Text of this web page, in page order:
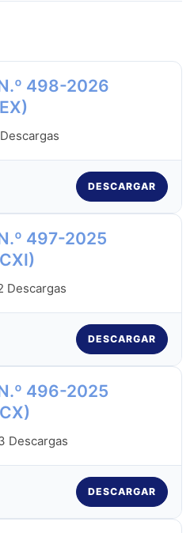
498-2026
DESCARGAR
497-2025
Descargas
DESCARGAR
496-2025
Descargas
DESCARGAR